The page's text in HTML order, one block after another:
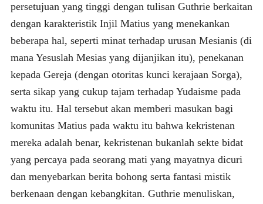
persetujuan yang tinggi dengan tulisan Guthrie berkaitan
dengan karakteristik Injil Matius yang menekankan
beberapa hal, seperti minat terhadap urusan Mesianis (di
mana Yesuslah Mesias yang dijanjikan itu), penekanan
kepada Gereja (dengan otoritas kunci kerajaan Sorga),
serta sikap yang cukup tajam terhadap Yudaisme pada
waktu itu. Hal tersebut akan memberi masukan bagi
komunitas Matius pada waktu itu bahwa kekristenan
mereka adalah benar, kekristenan bukanlah sekte bidat
yang percaya pada seorang mati yang mayatnya dicuri
dan menyebarkan berita bohong serta fantasi mistik
berkenaan dengan kebangkitan. Guthrie menuliskan,